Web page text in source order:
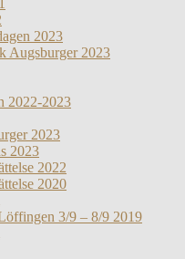
2023
Augsburger 2023
2022-2023
2023
2023
2022
2020
3/9 – 8/9 2019